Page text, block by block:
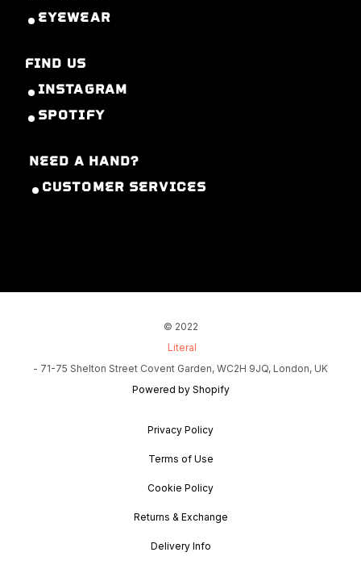
EYEWEAR
FIND US
INSTAGRAM
SPOTIFY
NEED A HAND?
CUSTOMER SERVICES
© 2022
Literal
- 71-75 Shelton Street Covent Garden, WC2H 9JQ, London, UK
Powered by Shopify
Privacy Policy
Terms of Use
Cookie Policy
Returns & Exchange
Delivery Info